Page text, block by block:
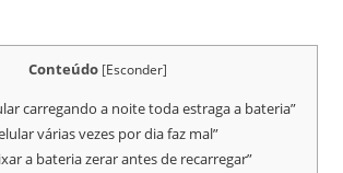
Conteúdo [Esconder]
carregando a noite toda estraga a bateria”
várias vezes por dia faz mal”
a bateria zerar antes de recarregar”